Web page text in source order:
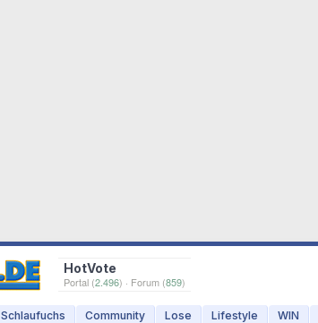
HotVote
Portal (2.496) · Forum (859)
Schlaufuchs Community Lose Lifestyle WIN